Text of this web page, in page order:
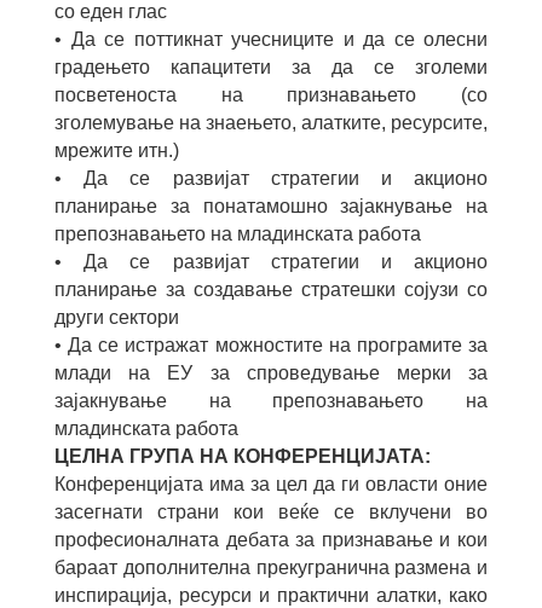
со еден глас
• Да се поттикнат учесниците и да се олесни
градењето капацитети за да се зголеми
посветеноста на признавањето (со
зголемување на знаењето, алатките, ресурсите,
мрежите итн.)
• Да се развијат стратегии и акционо
планирање за понатамошно зајакнување на
препознавањето на младинската работа
• Да се развијат стратегии и акционо
планирање за создавање стратешки сојузи со
други сектори
• Да се истражат можностите на програмите за
млади на ЕУ за спроведување мерки за
зајакнување на препознавањето на
младинската работа
ЦЕЛНА ГРУПА НА КОНФЕРЕНЦИЈАТА:
Конференцијата има за цел да ги овласти оние
засегнати страни кои веќе се вклучени во
професионалната дебата за признавање и кои
бараат дополнителна прекугранична размена и
инспирација, ресурси и практични алатки, како